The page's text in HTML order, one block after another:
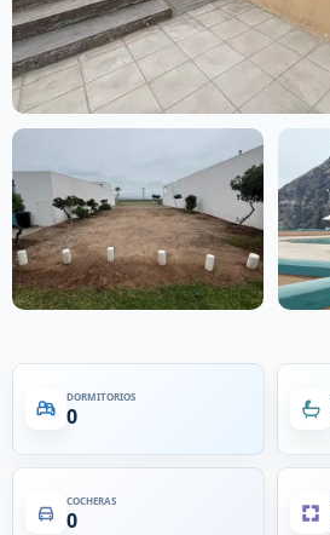
DORMITORIOS
0
COCHERAS
0